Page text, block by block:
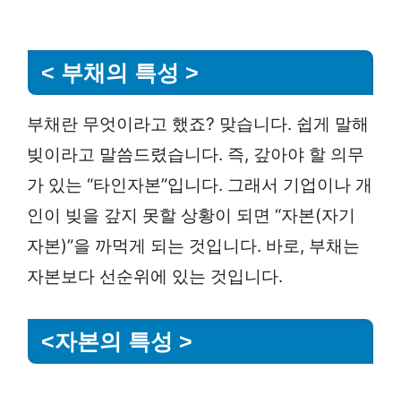
< 부채의 특성 >
부채란 무엇이라고 했죠? 맞습니다. 쉽게 말해
빚이라고 말씀드렸습니다. 즉, 갚아야 할 의무
가 있는 “타인자본”입니다. 그래서 기업이나 개
인이 빚을 갚지 못할 상황이 되면 “자본(자기
자본)”을 까먹게 되는 것입니다. 바로, 부채는
자본보다 선순위에 있는 것입니다.
<자본의 특성 >